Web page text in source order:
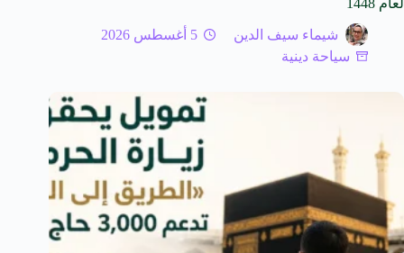
لعام 1448
شيماء سيف الدين
5 أغسطس 2026
سياحة دينية